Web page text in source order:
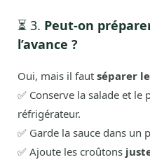
⏳ 3. Peut-on
l’avance ?
Oui, mais il faut séparer
✅ Conserve la salade et le
réfrigérateur.
✅ Garde la sauce dans un
✅ Ajoute les croûtons